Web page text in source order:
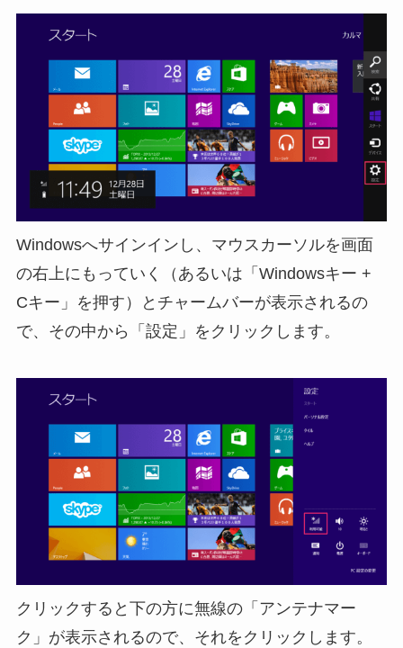
Windowsへサインインし、マウスカーソルを画面
の右上にもっていく（あるいは「Windowsキー +
Cキー」を押す）とチャームバーが表示されるの
で、その中から「設定」をクリックします。
クリックすると下の方に無線の「アンテナマー
ク」が表示されるので、それをクリックします。